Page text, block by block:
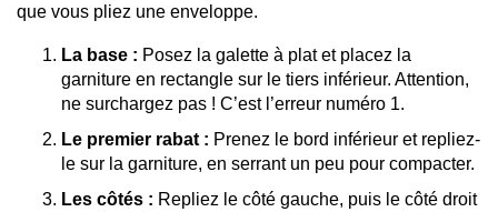
que vous pliez une enveloppe.
La base : Posez la galette à plat et placez la
garniture en rectangle sur le tiers inférieur. Attention,
ne surchargez pas ! C’est l’erreur numéro 1.
Le premier rabat : Prenez le bord inférieur et repliez-
le sur la garniture, en serrant un peu pour compacter.
Les côtés : Repliez le côté gauche, puis le côté droit